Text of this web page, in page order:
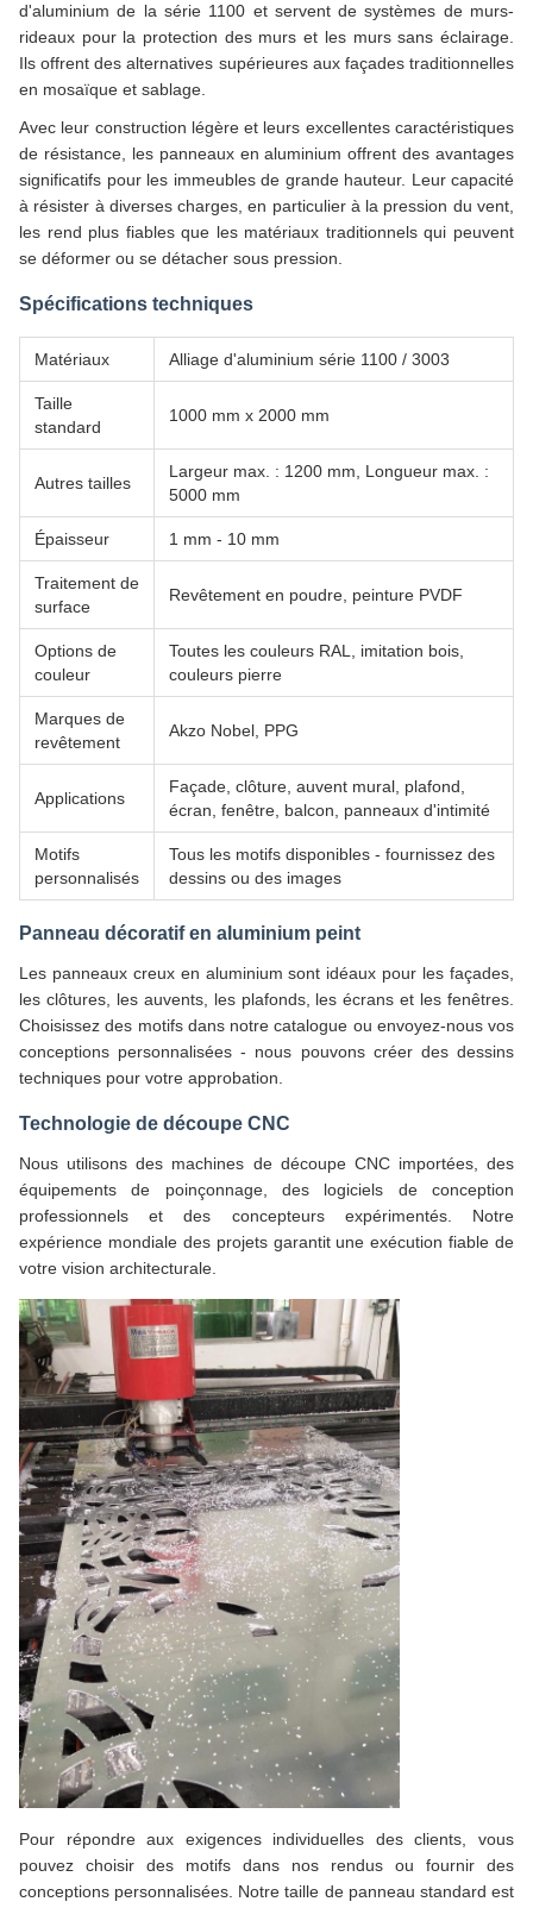
d'aluminium de la série 1100 et servent de systèmes de murs-
rideaux pour la protection des murs et les murs sans éclairage.
Ils offrent des alternatives supérieures aux façades traditionnelles
en mosaïque et sablage.
Avec leur construction légère et leurs excellentes caractéristiques
de résistance, les panneaux en aluminium offrent des avantages
significatifs pour les immeubles de grande hauteur. Leur capacité
à résister à diverses charges, en particulier à la pression du vent,
les rend plus fiables que les matériaux traditionnels qui peuvent
se déformer ou se détacher sous pression.
Spécifications techniques
Matériaux Alliage d'aluminium série 1100 / 3003
Taille
standard
1000 mm x 2000 mm
Autres tailles
Largeur max. : 1200 mm, Longueur max. :
5000 mm
Épaisseur 1 mm - 10 mm
Traitement de
surface
Revêtement en poudre, peinture PVDF
Options de
couleur
Toutes les couleurs RAL, imitation bois,
couleurs pierre
Marques de
revêtement
Akzo Nobel, PPG
Applications
Façade, clôture, auvent mural, plafond,
écran, fenêtre, balcon, panneaux d'intimité
Motifs
personnalisés
Tous les motifs disponibles - fournissez des
dessins ou des images
Panneau décoratif en aluminium peint
Les panneaux creux en aluminium sont idéaux pour les façades,
les clôtures, les auvents, les plafonds, les écrans et les fenêtres.
Choisissez des motifs dans notre catalogue ou envoyez-nous vos
conceptions personnalisées - nous pouvons créer des dessins
techniques pour votre approbation.
Technologie de découpe CNC
Nous utilisons des machines de découpe CNC importées, des
équipements de poinçonnage, des logiciels de conception
professionnels et des concepteurs expérimentés. Notre
expérience mondiale des projets garantit une exécution fiable de
votre vision architecturale.
Pour répondre aux exigences individuelles des clients, vous
pouvez choisir des motifs dans nos rendus ou fournir des
conceptions personnalisées. Notre taille de panneau standard est